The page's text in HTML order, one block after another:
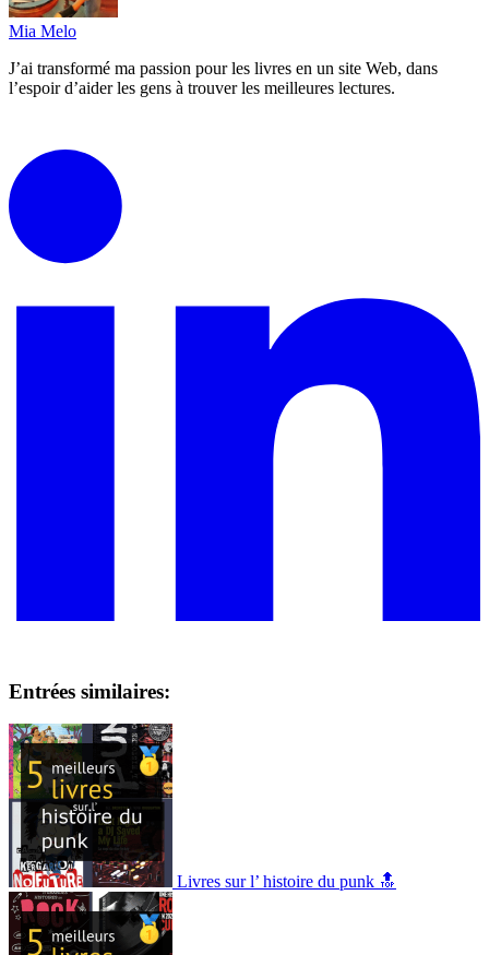
Mia Melo
J’ai transformé ma passion pour les livres en un site Web, dans
l’espoir d’aider les gens à trouver les meilleures lectures.
Entrées similaires:
Livres sur l’ histoire du punk 🔝